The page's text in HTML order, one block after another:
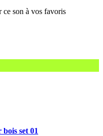
bois set 01